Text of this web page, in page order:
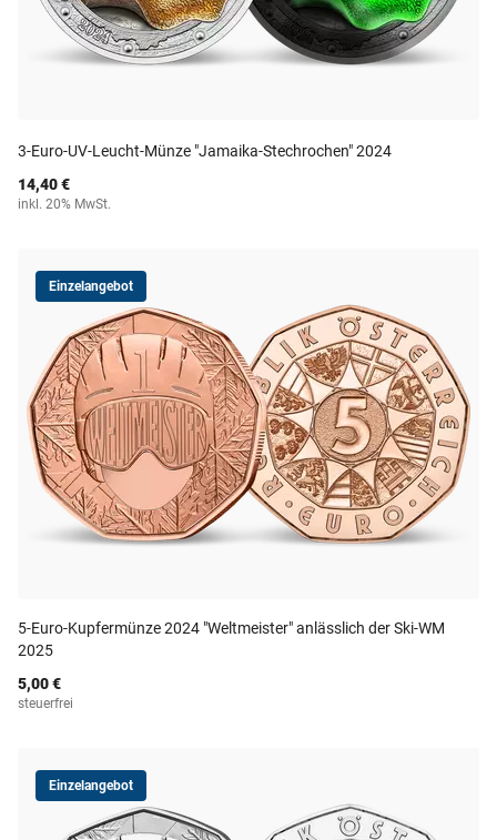
3-Euro-UV-Leucht-Münze "Jamaika-Stechrochen" 2024
14,40 €
inkl. 20% MwSt.
Einzelangebot
5-Euro-Kupfermünze 2024 "Weltmeister" anlässlich der Ski-WM
2025
5,00 €
steuerfrei
Einzelangebot